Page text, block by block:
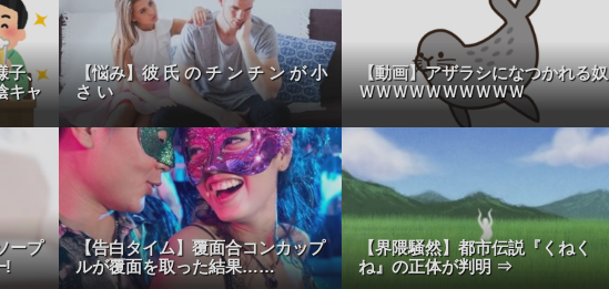
子、
キャ
【悩み】彼 氏 の チ ン チ ン が 小
さ い
【動画】アザラシになつかれる奴
ＷＷＷＷＷＷＷＷＷＷ
ープ
【告白タイム】覆面合コンカップ
ルが覆面を取った結果……
【界隈騒然】都市伝説『くねく
ね』の正体が判明 ⇒